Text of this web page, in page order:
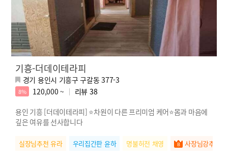
기흥-더데이테라피
경기 용인시 기흥구 구갈동 377-3
8% 120,000 ~ 리뷰 38
용인 기흥 [더데이테라피] ⭐차원이 다른 프리미엄 케어⭐몸과 마음에
깊은 여유를 선사합니다
실장님추천 유라 우리집간판 윤하 명불허전 채영 사장님강추 예지